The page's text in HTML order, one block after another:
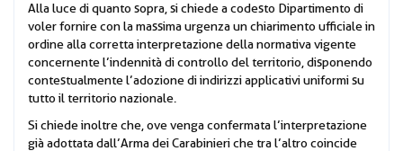
Alla luce di quanto sopra, si chiede a codesto Dipartimento di
voler fornire con la massima urgenza un chiarimento ufficiale in
ordine alla corretta interpretazione della normativa vigente
concernente l’indennità di controllo del territorio, disponendo
contestualmente l’adozione di indirizzi applicativi uniformi su
tutto il territorio nazionale.
Si chiede inoltre che, ove venga confermata l’interpretazione
già adottata dall’Arma dei Carabinieri che tra l’altro coincide